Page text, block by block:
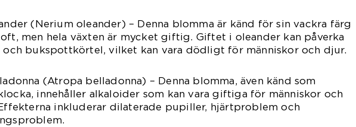
(Nerium oleander) – Denna blomma är känd för sin vackra färg
men hela växten är mycket giftig. Giftet i oleander kan påverka
och bukspottkörtel, vilket kan vara dödligt för människor och djur.
(Atropa belladonna) – Denna blomma, även känd som
innehåller alkaloider som kan vara giftiga för människor och
inkluderar dilaterade pupiller, hjärtproblem och